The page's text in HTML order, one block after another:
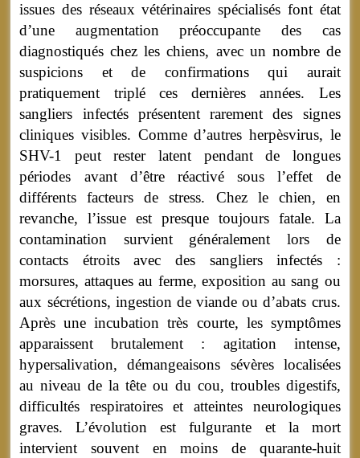
issues des réseaux vétérinaires spécialisés font état
d’une augmentation préoccupante des cas
diagnostiqués chez les chiens, avec un nombre de
suspicions et de confirmations qui aurait
pratiquement triplé ces dernières années. Les
sangliers infectés présentent rarement des signes
cliniques visibles. Comme d’autres herpèsvirus, le
SHV-1 peut rester latent pendant de longues
périodes avant d’être réactivé sous l’effet de
différents facteurs de stress. Chez le chien, en
revanche, l’issue est presque toujours fatale. La
contamination survient généralement lors de
contacts étroits avec des sangliers infectés :
morsures, attaques au ferme, exposition au sang ou
aux sécrétions, ingestion de viande ou d’abats crus.
Après une incubation très courte, les symptômes
apparaissent brutalement : agitation intense,
hypersalivation, démangeaisons sévères localisées
au niveau de la tête ou du cou, troubles digestifs,
difficultés respiratoires et atteintes neurologiques
graves. L’évolution est fulgurante et la mort
intervient souvent en moins de quarante-huit